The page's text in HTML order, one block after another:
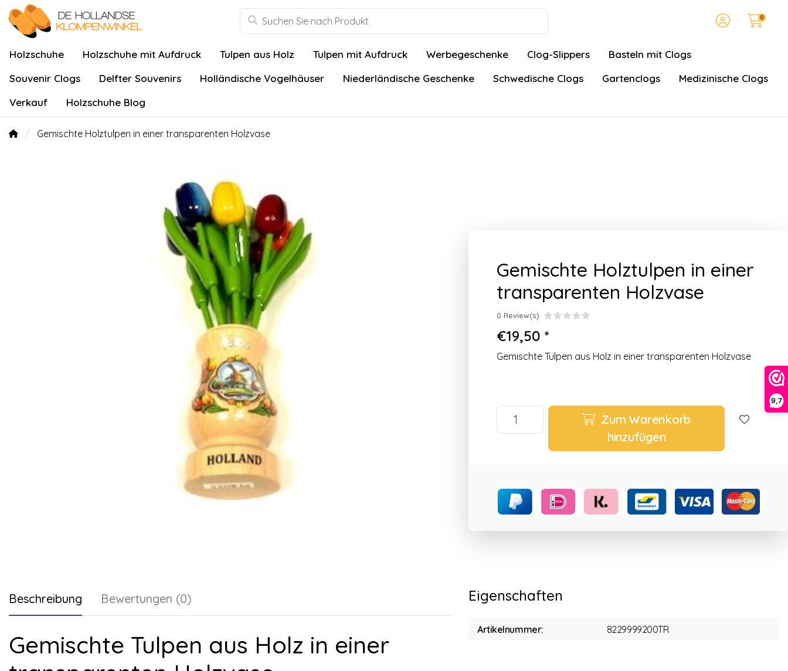
9,7
0
Holzschuhe Holzschuhe mit Aufdruck Tulpen aus Holz Tulpen mit Aufdruck Werbegeschenke Clog-Slippers
Basteln mit Clogs
Souvenir Clogs
Delfter Souvenirs Holländische Vogelhäuser Niederländische Geschenke Schwedische Clogs Gartenclogs
Medizinische Clogs
Verkauf
Holzschuhe Blog
Gemischte Holztulpen in einer transparenten Holzvase
Gemischte Holztulpen in einer
transparenten Holzvase
0 Review(s)
€19,50 *
Gemischte Tulpen aus Holz in einer transparenten Holzvase
Zum Warenkorb
hinzufügen
Beschreibung Bewertungen (0)
Gemischte Tulpen aus Holz in einer
Eigenschaften
Artikelnummer: 8229999200TR